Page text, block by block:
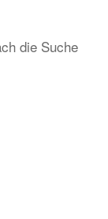
die Suche